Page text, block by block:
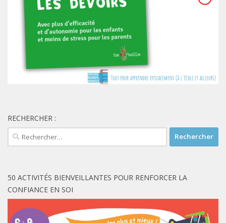
RECHERCHER :
Rechercher :
50 ACTIVITÉS BIENVEILLANTES POUR RENFORCER LA
CONFIANCE EN SOI